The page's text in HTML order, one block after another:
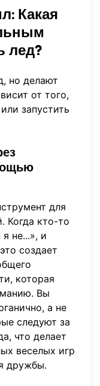
Какая
лед?
но делают
от того,
запустить
для
Когда кто-то
не...», и
создает
которая
Вы
а не
следуют за
что делает
веселых игр
дружбы.